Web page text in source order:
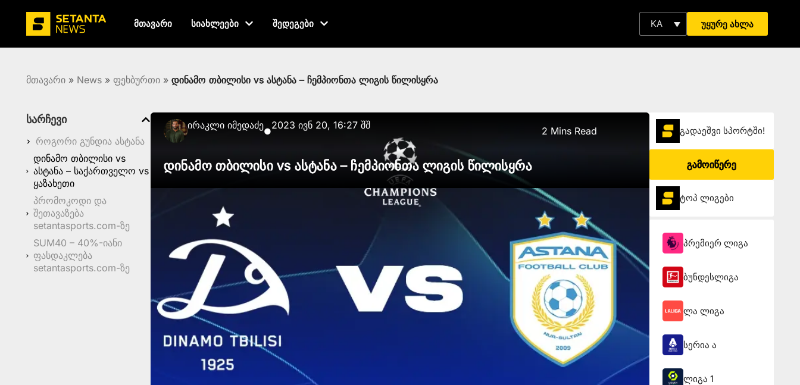
მთავარი სიახლეები შედეგები KA უყურე ახლა
მთავარი » News » ფეხბურთი » დინამო თბილისი vs ასტანა – ჩემპიონთა ლიგის წილისყრა
სარჩევი
როგორი გუნდია ასტანა
დინამო თბილისი vs
ასტანა – საქართველო vs
ყაზახეთი
პრომოკოდი და
შეთავაზება
setantasports.com-ზე
SUM40 – 40%-იანი
ფასდაკლება
setantasports.com-ზე
Ირაკლი Იმედაძე●2023 ივნ 20, 16:27 შშ 2 Mins Read
დინამო თბილისი vs ასტანა – ჩემპიონთა ლიგის წილისყრა
გადაეშვი სპორტში!
გამოიწერე
ტოპ ლიგები
პრემიერ ლიგა
ბუნდესლიგა
ლა ლიგა
სერია ა
ლიგა 1